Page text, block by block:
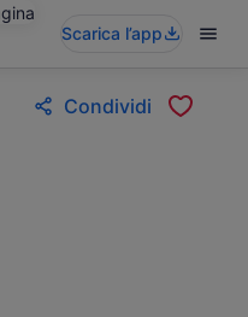
Scarica l’app
Condividi